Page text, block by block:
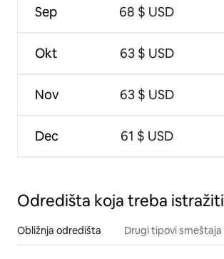
Sep
Okt
Nov
Dec
68 $ USD
63 $ USD
63 $ USD
61 $ USD
Odredišta koja treba istražiti
Obližnja odredišta Drugi tipovi smeštaja